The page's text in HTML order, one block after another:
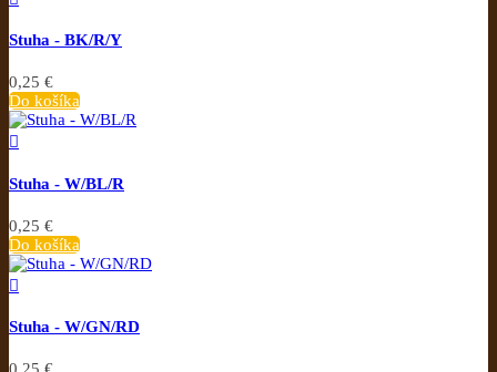
Stuha - BK/R/Y
0,25 €
Do košíka

Stuha - W/BL/R
0,25 €
Do košíka

Stuha - W/GN/RD